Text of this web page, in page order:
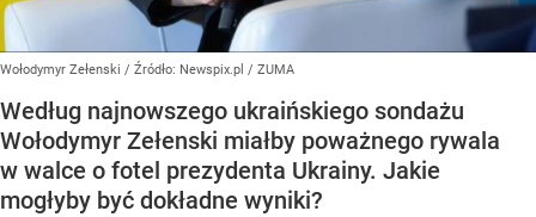
Wołodymyr Zełenski / Źródło: Newspix.pl / ZUMA
Według najnowszego ukraińskiego sondażu
Wołodymyr Zełenski miałby poważnego rywala
w walce o fotel prezydenta Ukrainy. Jakie
mogłyby być dokładne wyniki?